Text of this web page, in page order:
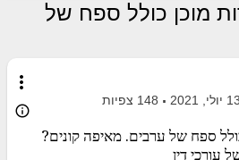
מוכן כולל ספח של
more_vert
13 יולי, 2021 148 צפיות
info_outline
ספח של ערבים. מאיפה קונים?
עורכי דין